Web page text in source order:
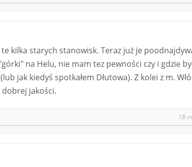
kilka starych stanowisk. Teraz już je
na Helu, nie mam tez pewności czy i gdzie
jak kiedyś spotkałem Dłutowa). Z kolei z m.
dobrej jakości.
18